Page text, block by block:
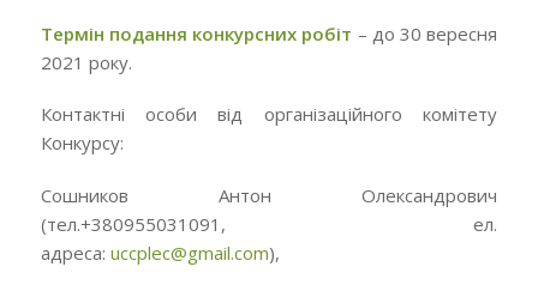
Термін подання конкурсних робіт – до 30 вересня
2021 року.
Контактні особи від організаційного комітету
Конкурсу:
Сошников Антон Олександрович
(тел.+380955031091, ел.
адреса: uccplec@gmail.com),